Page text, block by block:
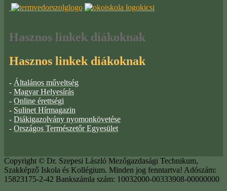
Hasznos linkek diákoknak
Hasznos linkek diákoknak
- Általános műveltség
- Magyar Helyesírás
- Online érettségi
- Sulinet Hírmagazin
- Diákigazolvány nyomonkövetése
- Országos Természetőr Egyesület
Copyright © Dr. Szepesi László Mezőgazdasági Technikum,
Szakképző Iskola és Kollégium. Minden jog fenntartva! Adószám:
15823175-2-42 Bankszámla szám: 10032000-00333908-00000000